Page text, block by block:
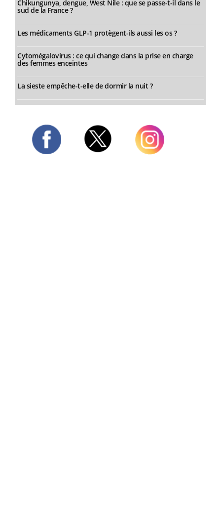
Chikungunya, dengue, West Nile : que se passe-t-il dans le
sud de la France ?
Les médicaments GLP-1 protègent-ils aussi les os ?
Cytomégalovirus : ce qui change dans la prise en charge
des femmes enceintes
La sieste empêche-t-elle de dormir la nuit ?